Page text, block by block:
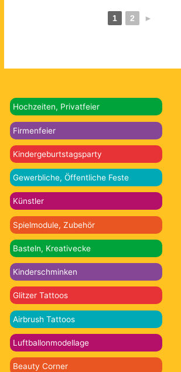
Hochzeiten, Privatfeier
Firmenfeier
Kindergeburtstagsparty
Gewerbliche, Öffentliche Feste
Künstler
Spielmodule, Zubehör
Basteln, Kreativecke
Kinderschminken
Glitzer Tattoos
Airbrush Tattoos
Luftballonmodellage
Beauty Corner
1 2 ►